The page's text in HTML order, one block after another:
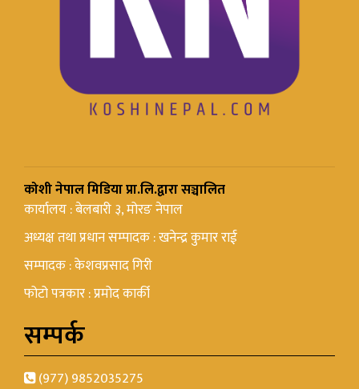
कोशी नेपाल मिडिया प्रा.लि.द्वारा सञ्चालित
कार्यालय : बेलबारी ३, मोरङ नेपाल
अध्यक्ष तथा प्रधान सम्पादक : खनेन्द्र कुमार राई
सम्पादक : केशवप्रसाद गिरी
फोटो पत्रकार : प्रमोद कार्की
सम्पर्क
(977) 9852035275